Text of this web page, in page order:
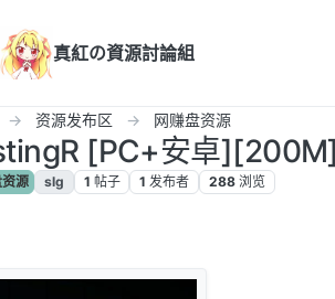
真紅の資源討論組
资源发布区 网赚盘资源
[PC+安卓][200M]
资源 slg 1 帖子 1 发布者 288 浏览